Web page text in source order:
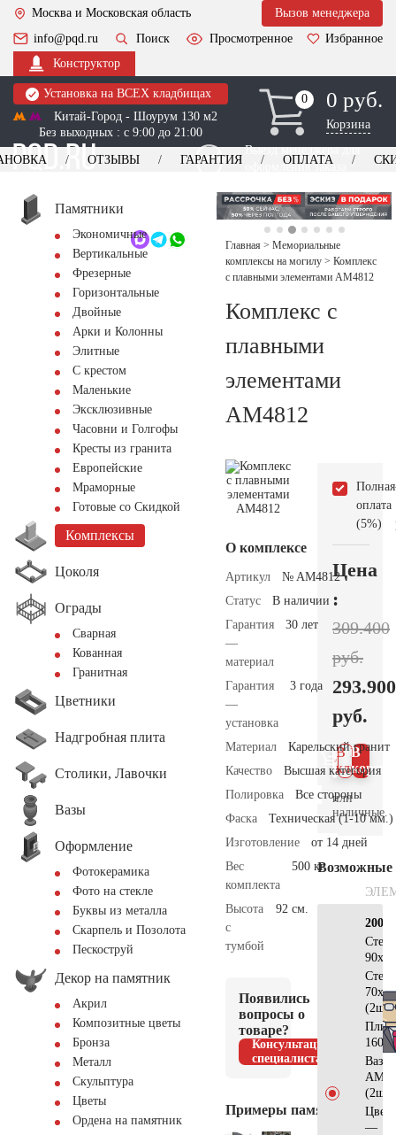
Москва и Московская область
Вызов менеджера
info@pqd.ru
Поиск Просмотренное
Избранное
Конструктор
Установка на ВСЕХ кладбищах
Китай-Город - Шоурум 130 м2
Без выходных : с 9:00 до 21:00
0
0 0 руб.
Корзина
Выезд менеджера для
оформления заказа
+7 (495) 518-44-23
Обратный звонок
ОТЗЫВЫ ГАРАНТИЯ ОПЛАТА
Памятники
Экономичные
Вертикальные
Фрезерные
Горизонтальные
Двойные
Арки и Колонны
Элитные
С крестом
Маленькие
Эксклюзивные
Часовни и Голгофы
Кресты из гранита
Европейские
Мраморные
Готовые со Скидкой
Комплексы
Цоколя
Ограды
Сварная
Кованная
Гранитная
Цветники
Надгробная плита
Столики, Лавочки
Вазы
Оформление
Фотокерамика
Фото на стекле
Буквы из металла
Скарпель и Позолота
Пескоструй
Декор на памятник
Акрил
Композитные цветы
Бронза
Металл
Скульптура
Цветы
Ордена на памятник
Главная > Мемориальные
комплексы на могилу > Комплекс
с плавными элементами AM4812
Комплекс с
плавными
элементами
AM4812
О комплексе
Артикул
№ AM4812
Статус
В наличии
Гарантия
—
материал
30 лет
Гарантия
—
установка
3 года
Материал
Карельский гранит
Качество
Высшая категория
Полировка
Все стороны
Фаска
Техническая (1-10 мм.)
Изготовление
от 14 дней
Вес
комплекта
500 кг.
Высота
с
тумбой
92 см.
Появились
вопросы о
товаре?
Консультация
специалиста
Примеры памятников
Полная
оплата
(5%)
Цена
:
309.400
руб.
293.900
руб.
В
В 1
клик
или
наличные.
Возможные
(2шт)
(2шт)
—